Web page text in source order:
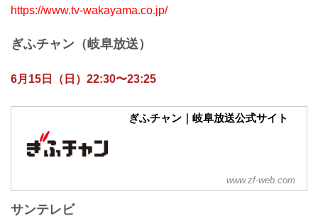
https://www.tv-wakayama.co.jp/
ぎふチャン（岐阜放送）
6月15日（日）22:30〜23:25
ぎふチャン｜岐阜放送公式サイト
www.zf-web.com
サンテレビ